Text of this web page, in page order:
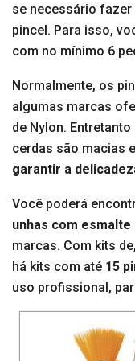
se necessário
pincel. Para isso,
com no mínimo 6
Normalmente, os
algumas marcas
de Nylon.
cerdas são macias e
garantir a
Você poderá
unhas com
marcas. Com kits
há kits com até 15
uso profissional,